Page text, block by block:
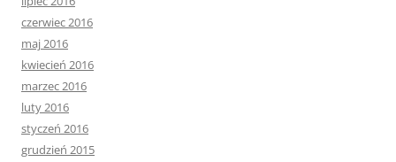
czerwiec 2016
maj 2016
kwiecień 2016
marzec 2016
luty 2016
styczeń 2016
grudzień 2015